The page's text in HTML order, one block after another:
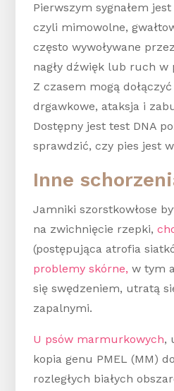
Pierwszym sygnałem
czyli mimowolne,
często wywoływane
nagły dźwięk lub ruch w
Z czasem mogą
drgawkowe, ataksja i
Dostępny jest test DNA
sprawdzić, czy pies jest
Inne
Jamniki szorstkowłose
na zwichnięcie rzepki,
(postępująca atrofia
problemy skórne, w tym
się swędzeniem, utratą
zapalnymi.
U psów marmurkowych,
kopia genu PMEL (MM)
rozległych białych